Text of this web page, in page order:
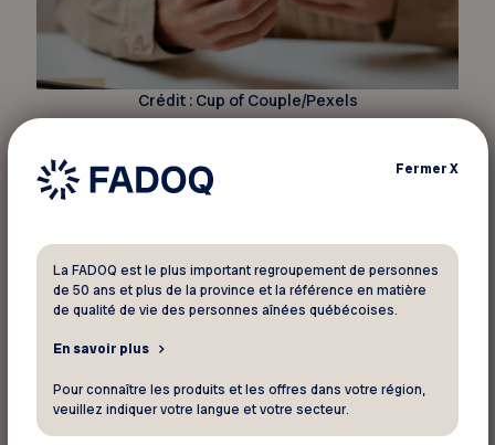
Crédit : Cup of Couple/Pexels
souhaite que cette stratégie ait un impact réel
afin de freiner la prolifération des fraudes.
tiendra prête à participer aux consultations
entourant les changements législatifs à venir.
Ottawa entend modifier la Loi sur les
à mettre en œuvre des mesures préventives
pour mieux détecter et contrer la fraude.
FermerX
La FADOQ est le plus important regroupement de personnes
de 50 ans et plus de la province et la référence en matière
de qualité de vie des personnes aînées québécoises.
En savoir plus
Pour connaître les produits et les offres dans votre région,
veuillez indiquer votre langue et votre secteur.